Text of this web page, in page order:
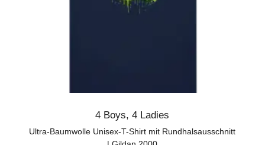
4 Boys,4 Ladies
Ultra-Baumwolle Unisex-T-Shirt mit Rundhalsausschnitt